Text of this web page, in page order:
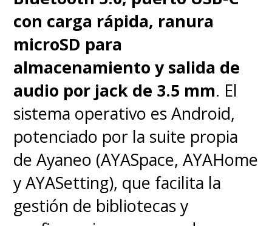
con carga rápida, ranura
microSD para
almacenamiento y salida de
audio por jack de 3.5 mm. El
sistema operativo es Android,
potenciado por la suite propia
de Ayaneo (AYASpace, AYAHome
y AYASetting), que facilita la
gestión de bibliotecas y